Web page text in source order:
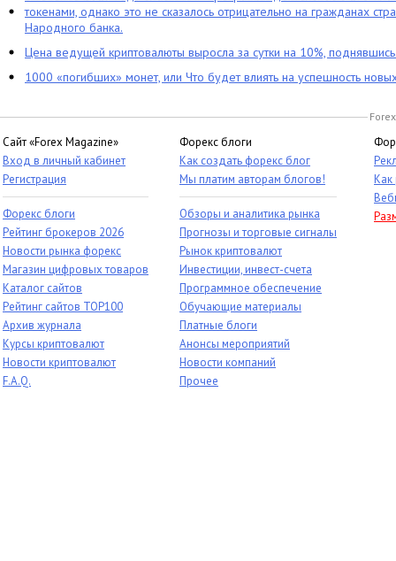
токенами, однако это не сказалось отрицательно на гражданах
Народного банка.
Цена ведущей криптовалюты выросла за сутки на 10%,
1000 «погибших» монет, или Что будет влиять на успешность
Сайт «Forex Magazine»
Вход в личный кабинет
Регистрация
Форекс блоги
Рейтинг брокеров 2026
Новости рынка форекс
Магазин цифровых товаров
Каталог сайтов
Рейтинг сайтов TOP100
Архив журнала
Курсы криптовалют
Новости криптовалют
F.A.Q.
Форекс блоги
Как создать форекс блог
Мы платим авторам блогов!
Обзоры и аналитика рынка
Прогнозы и торговые сигналы
Рынок криптовалют
Инвестиции, инвест-счета
Программное обеспечение
Обучающие материалы
Платные блоги
Анонсы мероприятий
Новости компаний
Прочее
Как